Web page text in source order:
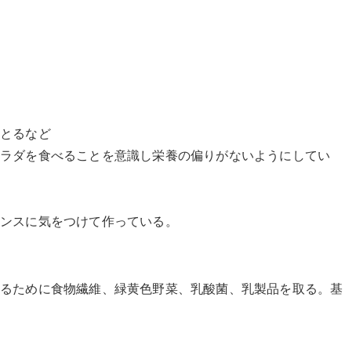
るなど
ダを食べることを意識し栄養の偏りがないようにしてい
スに気をつけて作っている。
ために食物繊維、緑黄色野菜、乳酸菌、乳製品を取る。基